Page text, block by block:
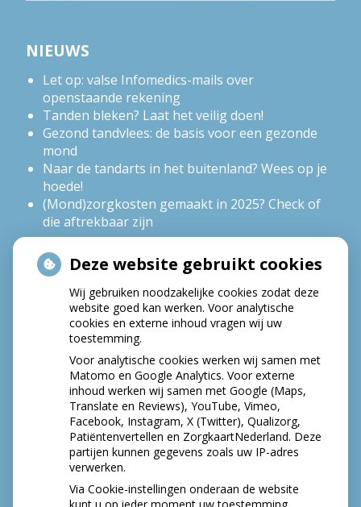
NIEUWS
Let op: valse Infomedics-mails over
openstaande rekening
Tanden bleken? Laat het veilig doen!
Gezond tandvlees: de basis voor een gezonde
mond
Naar de tandarts in het buitenland? Wees op je
hoede!
(Mond)zorgkosten gemaakt in 2025? Check of
die aftrekbaar zijn
HOE GEZOND IS JE MOND?
Deze website gebruikt cookies
Wij gebruiken noodzakelijke cookies zodat deze
website goed kan werken. Voor analytische
cookies en externe inhoud vragen wij uw
toestemming.
Voor analytische cookies werken wij samen met
Matomo en Google Analytics. Voor externe
inhoud werken wij samen met Google (Maps,
Translate en Reviews), YouTube, Vimeo,
Facebook, Instagram, X (Twitter), Qualizorg,
Patiëntenvertellen en ZorgkaartNederland. Deze
partijen kunnen gegevens zoals uw IP-adres
verwerken.
Via Cookie-instellingen onderaan de website